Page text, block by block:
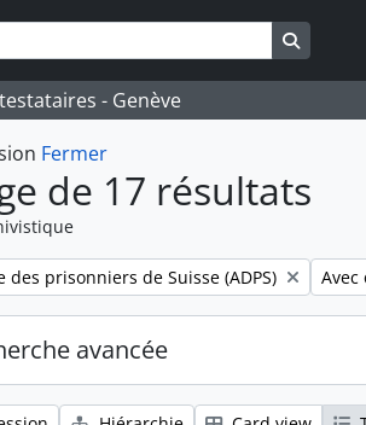
- Genève
Fermer
de 17 résultats
prisonniers de Suisse (ADPS)
avancée